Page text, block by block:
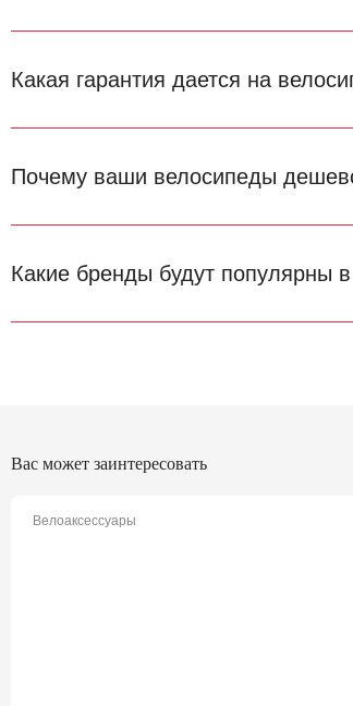
Какая гарантия дается на
Почему ваши велосипеды
Какие бренды будут популярны
Вас может заинтересовать
Велоаксессуары